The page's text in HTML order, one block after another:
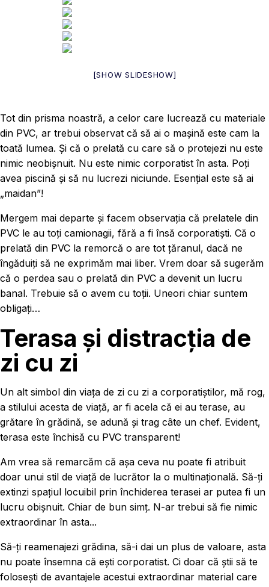
[SHOW SLIDESHOW]
Tot din prisma noastră, a celor care lucrează cu materiale
din PVC, ar trebui observat că să ai o mașină este cam la
toată lumea. Și că o prelată cu care să o protejezi nu este
nimic neobișnuit. Nu este nimic corporatist în asta. Poți
avea piscină și să nu lucrezi niciunde. Esențial este să ai
„maidan”!
Mergem mai departe și facem observația că prelatele din
PVC le au toți camionagii, fără a fi însă corporatiști. Că o
prelată din PVC la remorcă o are tot țăranul, dacă ne
îngăduiți să ne exprimăm mai liber. Vrem doar să sugerăm
că o perdea sau o prelată din PVC a devenit un lucru
banal. Trebuie să o avem cu toții. Uneori chiar suntem
obligați…
Terasa și distracția de
zi cu zi
Un alt simbol din viața de zi cu zi a corporatiștilor, mă rog,
a stilului acesta de viață, ar fi acela că ei au terase, au
grătare în grădină, se adună și trag câte un chef. Evident,
terasa este închisă cu PVC transparent!
Am vrea să remarcăm că așa ceva nu poate fi atribuit
doar unui stil de viață de lucrător la o multinațională. Să-ți
extinzi spațiul locuibil prin închiderea terasei ar putea fi un
lucru obișnuit. Chiar de bun simț. N-ar trebui să fie nimic
extraordinar în asta...
Să-ți reamenajezi grădina, să-i dai un plus de valoare, asta
nu poate însemna că ești corporatist. Ci doar că știi să te
folosești de avantajele acestui extraordinar material care